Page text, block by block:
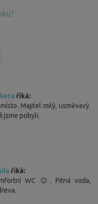
říká:
Majitel milý, usměvavý.
jsme pobyli.
říká:
WC 😉. Pitná voda,